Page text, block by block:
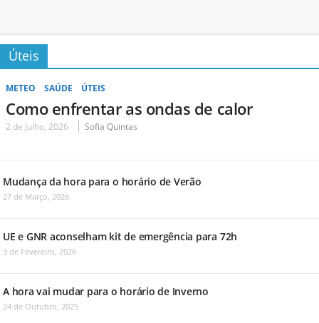
Úteis
METEO SAÚDE ÚTEIS
Como enfrentar as ondas de calor
2 de Julho, 2026 Sofia Quintas
Mudança da hora para o horário de Verão
27 de Março, 2026
UE e GNR aconselham kit de emergência para 72h
3 de Fevereiro, 2026
A hora vai mudar para o horário de Inverno
24 de Outubro, 2025